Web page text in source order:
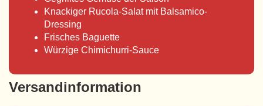
Knackiger Rucola-Salat mit Balsamico-
Dressing
Frisches Baguette
Würzige Chimichurri-Sauce
Versandinformation